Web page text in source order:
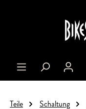
Teile Schaltung